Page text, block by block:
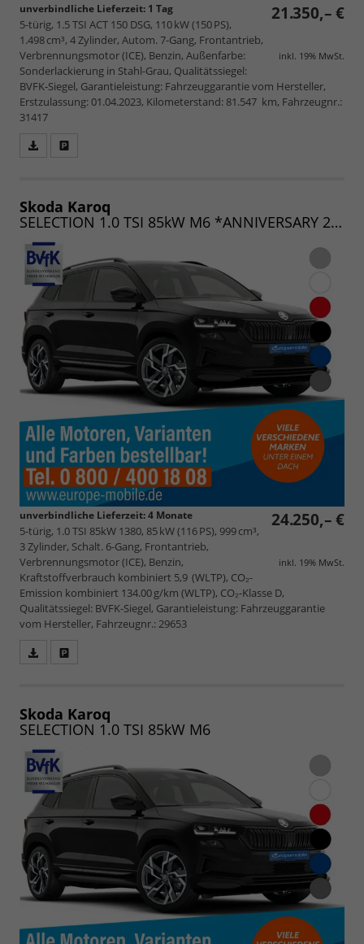
21.350,– €
inkl. 19% MwSt.
unverbindliche Lieferzeit: 1 Tag
5-türig, 1.5 TSI ACT 150 DSG, 110 kW (150 PS),
1.498 cm³, 4 Zylinder, Autom. 7-Gang, Frontantrieb,
Verbrennungsmotor (ICE), Benzin, Außenfarbe:
Sonderlackierung in Stahl-Grau, Qualitätssiegel:
BVFK-Siegel, Garantieleistung: Fahrzeuggarantie vom Hersteller,
Erstzulassung: 01.04.2023, Kilometerstand: 81.547 km, Fahrzeugnr.:
31417
speichern/drucken
Skoda Karoq
SELECTION 1.0 TSI 85kW M6 *ANNIVERSARY 25*
24.250,– €
inkl. 19% MwSt.
unverbindliche Lieferzeit:4 Monate
5-türig, 1.0 TSI 85kW 1380, 85 kW (116 PS), 999 cm³,
3 Zylinder, Schalt. 6-Gang, Frontantrieb,
Verbrennungsmotor (ICE), Benzin,
Kraftstoffverbrauch kombiniert 5,9 (WLTP), CO₂-
Emission kombiniert 134.00 g/km (WLTP), CO₂-Klasse D,
Qualitätssiegel: BVFK-Siegel, Garantieleistung: Fahrzeuggarantie
vom Hersteller, Fahrzeugnr.: 29653
speichern/drucken
Skoda Karoq
SELECTION 1.0 TSI 85kW M6